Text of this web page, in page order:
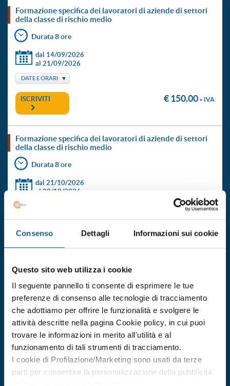
Consenso Dettagli Informazioni sui cookie
Questo sito web utilizza i cookie
Il seguente pannello ti consente di esprimere le tue
preferenze di consenso alle tecnologie di tracciamento
che adottiamo per offrire le funzionalità e svolgere le
attività descritte nella pagina Cookie policy, in cui puoi
trovare le informazioni in merito all'utilità e al
funzionamento di tali strumenti di tracciamento.
I cookie di Profilazione/Marketing sono usati da terze
parti per consentire la personalizzazione della pubblicità
formazione specifica dei lavoratori di aziende di settori
della classe di rischio medio
Durata 8 ore
dal 14/09/2026
al 21/09/2026
DATE E ORARI
ISCRIVITI € 150.00+ IVA
formazione specifica dei lavoratori di aziende di settori
della classe di rischio medio
Durata 8 ore
dal 21/10/2026
al 28/10/2026
DATE E ORARI
formazione specifica dei lavoratori di aziende di settori
della classe di rischio medio
Durata 8 ore
dal 26/10/2026
al 29/10/2026
DATE E ORARI
€ 150.00